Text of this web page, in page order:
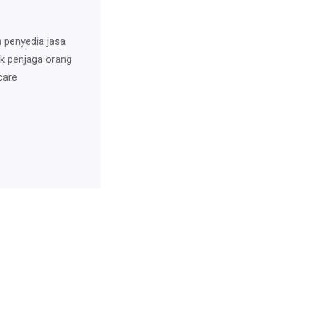
penyedia jasa
penjaga orang